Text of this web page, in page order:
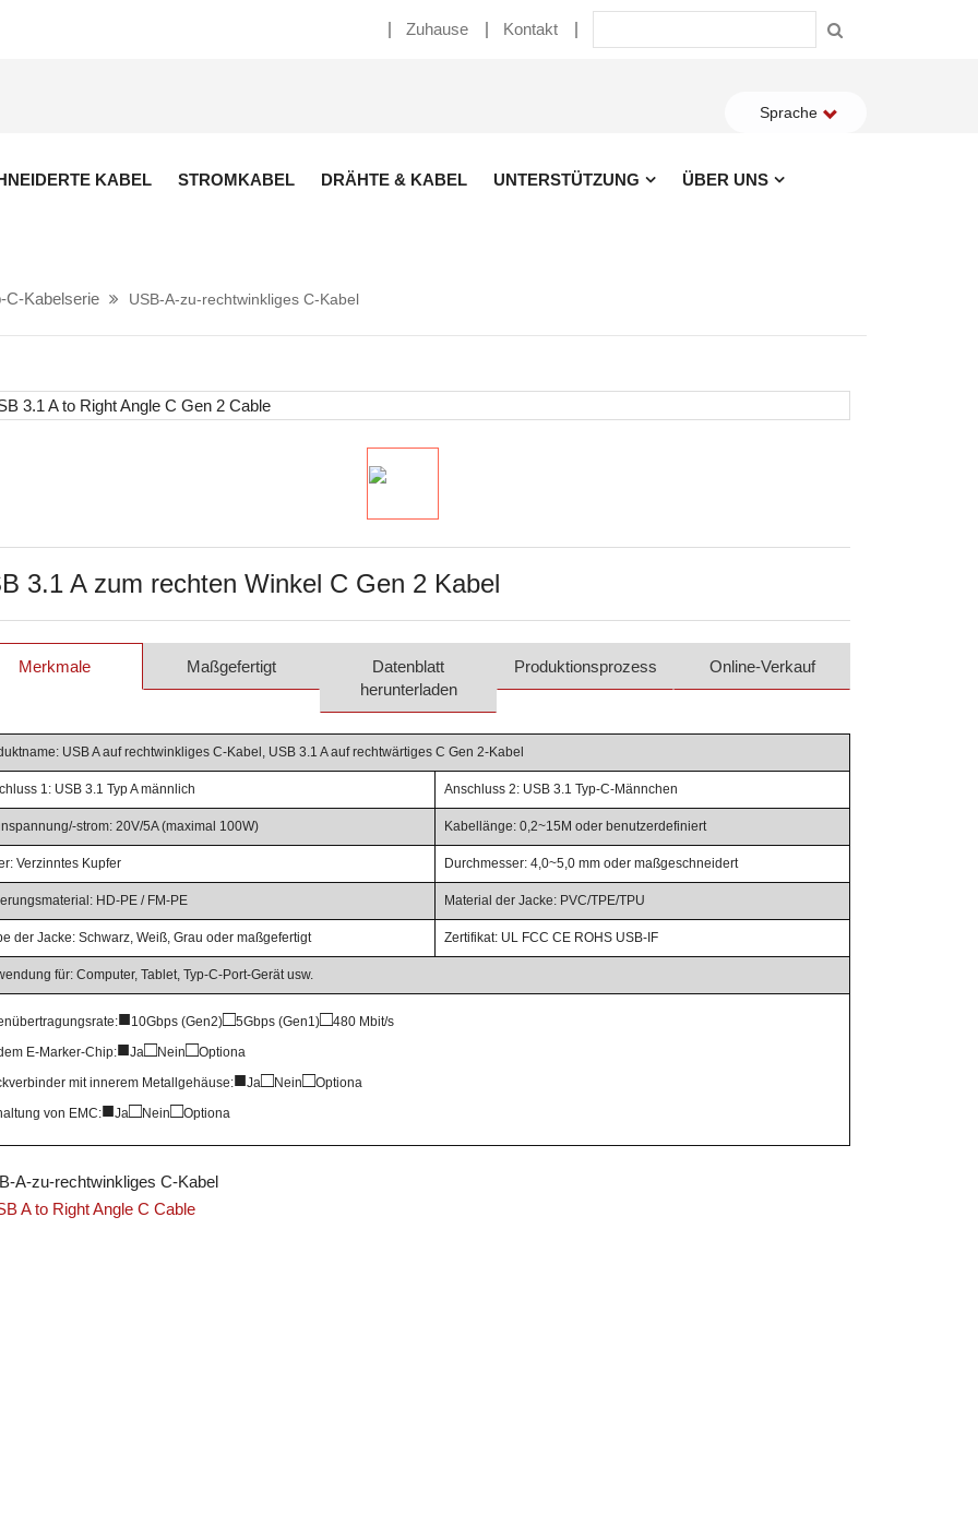
Zuhause Kontakt
Sprache
KABEL STROMKABEL DRÄHTE & KABEL UNTERSTÜTZUNG ÜBER UNS
C-Kabelserie USB-A-zu-rechtwinkliges C-Kabel
3.1 A zum rechten Winkel C Gen 2 Kabel
Merkmale Maßgefertigt
Datenblatt
herunterladen
Produktionsprozess Online-Verkauf
USB A auf rechtwinkliges C-Kabel, USB 3.1 A auf rechtwärtiges C Gen 2-Kabel
1: USB 3.1 Typ A männlich Anschluss 2: USB 3.1 Typ-C-Männchen
strom: 20V/5A (maximal 100W) Kabellänge: 0,2~15M oder benutzerdefiniert
Verzinntes Kupfer Durchmesser: 4,0~5,0 mm oder maßgeschneidert
HD-PE / FM-PE Material der Jacke: PVC/TPE/TPU
der Jacke: Schwarz, Weiß, Grau oder maßgefertigt Zertifikat: UL FCC CE ROHS USB-IF
für: Computer, Tablet, Typ-C-Port-Gerät usw.
■10Gbps (Gen2)□5Gbps (Gen1)□480 Mbit/s
E-Marker-Chip:■Ja□Nein□Optiona
mit innerem Metallgehäuse:■Ja□Nein□Optiona
von EMC:■Ja□Nein□Optiona
A-zu-rechtwinkliges C-Kabel